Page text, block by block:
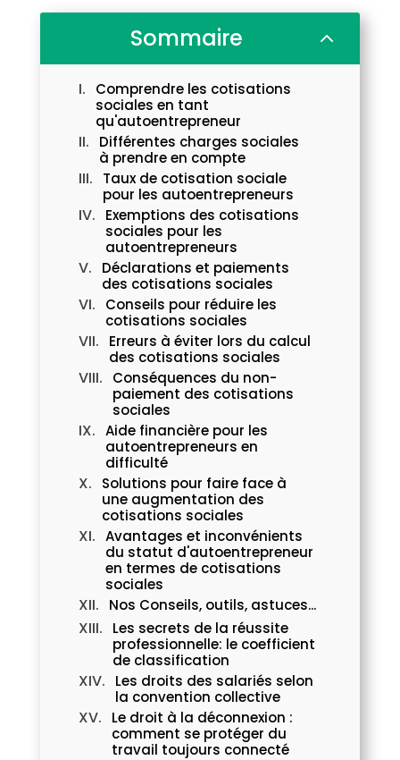
Sommaire 2
Comprendre les cotisations
sociales en tant
qu'autoentrepreneur
Différentes charges sociales
à prendre en compte
Taux de cotisation sociale
pour les autoentrepreneurs
Exemptions des cotisations
sociales pour les
autoentrepreneurs
Déclarations et paiements
des cotisations sociales
Conseils pour réduire les
cotisations sociales
Erreurs à éviter lors du calcul
des cotisations sociales
Conséquences du non-
paiement des cotisations
sociales
Aide financière pour les
autoentrepreneurs en
difficulté
Solutions pour faire face à
une augmentation des
cotisations sociales
Avantages et inconvénients
du statut d'autoentrepreneur
en termes de cotisations
sociales
Nos Conseils, outils, astuces...
Les secrets de la réussite
professionnelle: le coefficient
de classification
Les droits des salariés selon
la convention collective
Le droit à la déconnexion :
comment se protéger du
travail toujours connecté